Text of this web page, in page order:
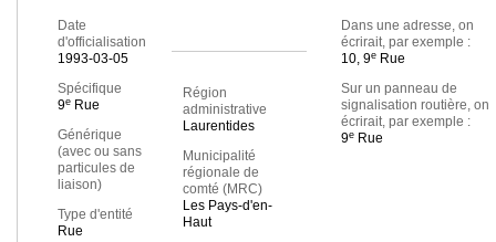
Date
d'officialisation
1993-03-05
Spécifique
9e Rue
Générique
(avec ou sans
particules de
liaison)
Type d'entité
Rue
Région
administrative
Laurentides
Municipalité
régionale de
comté (MRC)
Les Pays-d'en-
Haut
Dans une adresse, on
écrirait, par exemple :
10, 9eRue
Sur un panneau de
signalisation routière, on
écrirait, par exemple :
9eRue